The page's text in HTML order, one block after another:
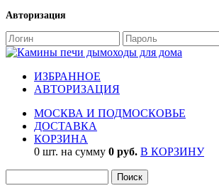
Авторизация
ИЗБРАННОЕ
АВТОРИЗАЦИЯ
МОСКВА И ПОДМОСКОВЬЕ
ДОСТАВКА
КОРЗИНА
0 шт. на сумму 0 руб. В КОРЗИНУ